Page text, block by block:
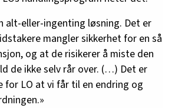
ikke at AFP ordningen skal
særlig økning i kostnader.
heller ikke å bruke store
tariffoppgjør i en situasjon
og reallønnsnedgang for våre
alt-eller-ingenting løsning. Det er
mangler sikkerhet for en så
og at de risikerer å miste den
de ikke selv rår over. (…) Det er
for LO at vi får til en endring og